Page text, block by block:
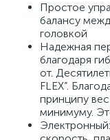
Простое
балансу
головкой
Надежная
благодаря
от.
FLEX”.
принципу
минимуму.